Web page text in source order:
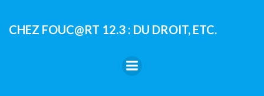
contenu
CHEZ FOUC@RT 12.3 : DU DROIT, ETC.